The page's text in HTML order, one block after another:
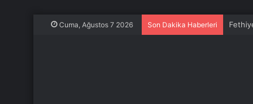
Cuma, Ağustos 7 2026 Son Dakika Haberleri